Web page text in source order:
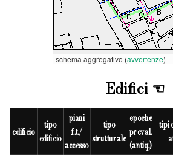
schema aggregativo (avvertenze)
Edifici
edificio
tipo
edificio
piani
f.t./
accesso
tipo
strutturale
epoche
preval.
(antiq.)
tipi